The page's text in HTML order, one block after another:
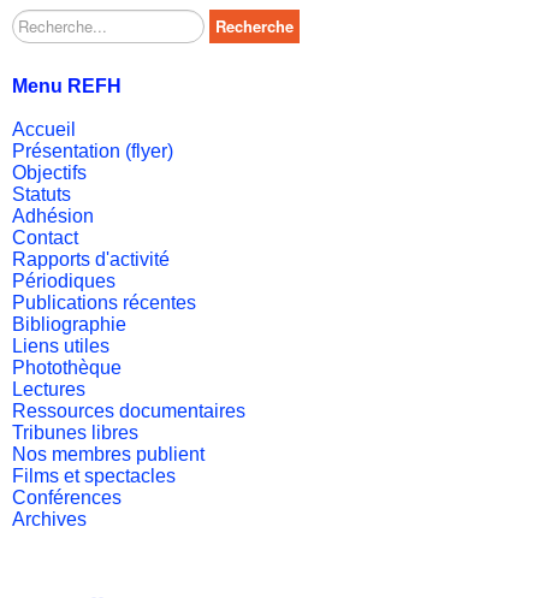
Rechercher Recherche
Menu REFH
Accueil
Présentation (flyer)
Objectifs
Statuts
Adhésion
Contact
Rapports d'activité
Périodiques
Publications récentes
Bibliographie
Liens utiles
Photothèque
Lectures
Ressources documentaires
Tribunes libres
Nos membres publient
Films et spectacles
Conférences
Archives